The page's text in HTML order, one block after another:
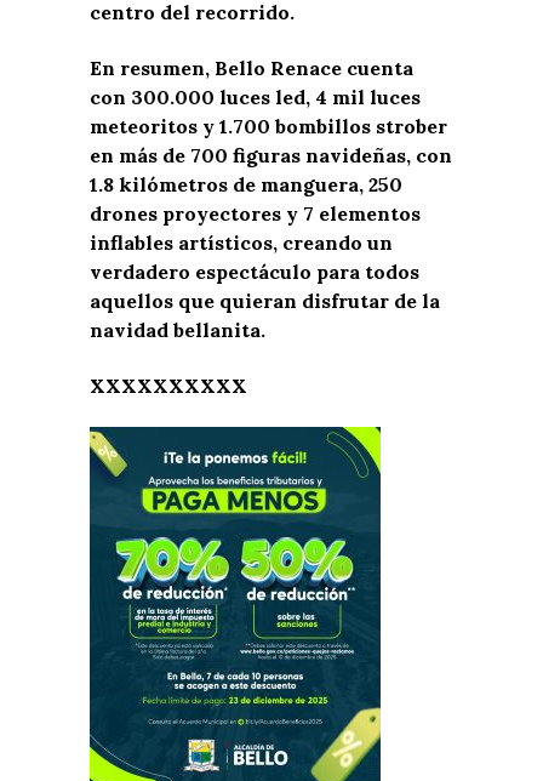
centro del recorrido.
En resumen, Bello Renace cuenta
con 300.000 luces led, 4 mil luces
meteoritos y 1.700 bombillos strober
en más de 700 figuras navideñas, con
1.8 kilómetros de manguera, 250
drones proyectores y 7 elementos
inflables artísticos, creando un
verdadero espectáculo para todos
aquellos que quieran disfrutar de la
navidad bellanita.
XXXXXXXXXX